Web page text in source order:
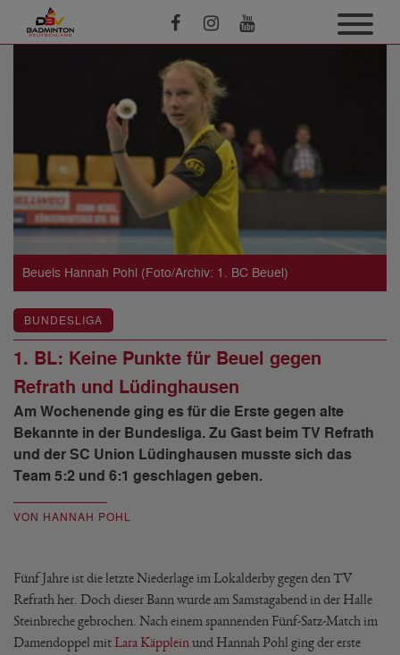
Beuels Hannah Pohl (Foto/Archiv: 1. BC Beuel)
BUNDESLIGA
1. BL: Keine Punkte für Beuel gegen
Refrath und Lüdinghausen
Am Wochenende ging es für die Erste gegen alte
Bekannte in der Bundesliga. Zu Gast beim TV Refrath
und der SC Union Lüdinghausen musste sich das
Team 5:2 und 6:1 geschlagen geben.
VON HANNAH POHL
Fünf Jahre ist die letzte Niederlage im Lokalderby gegen den TV
Refrath her. Doch dieser Bann wurde am Samstagabend in der Halle
Steinbreche gebrochen. Nach einem spannenden Fünf-Satz-Match im
Damendoppel mit Lara Käpplein und Hannah Pohl ging der erste